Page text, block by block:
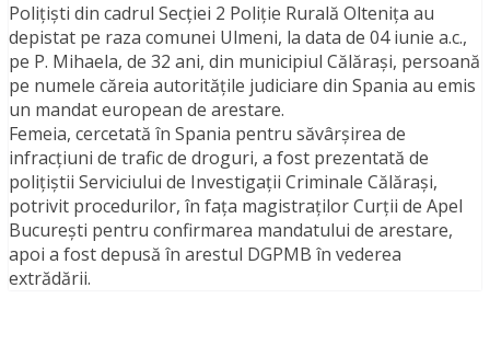
Poliţişti din cadrul Secţiei 2 Poliţie Rurală Olteniţa au
depistat pe raza comunei Ulmeni, la data de 04 iunie a.c.,
pe P. Mihaela, de 32 ani, din municipiul Călăraşi, persoană
pe numele căreia autorităţile judiciare din Spania au emis
un mandat european de arestare.
Femeia, cercetată în Spania pentru săvârşirea de
infracţiuni de trafic de droguri, a fost prezentată de
poliţiştii Serviciului de Investigaţii Criminale Călăraşi,
potrivit procedurilor, în faţa magistraţilor Curţii de Apel
Bucureşti pentru confirmarea mandatului de arestare,
apoi a fost depusă în arestul DGPMB în vederea
extrădării.